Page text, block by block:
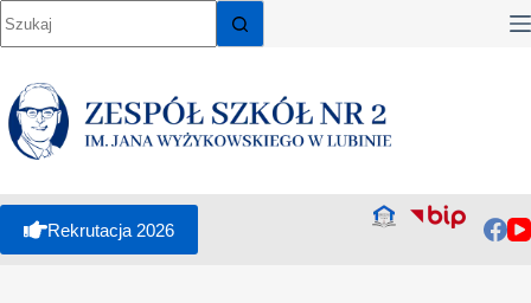
Rekrutacja 2026